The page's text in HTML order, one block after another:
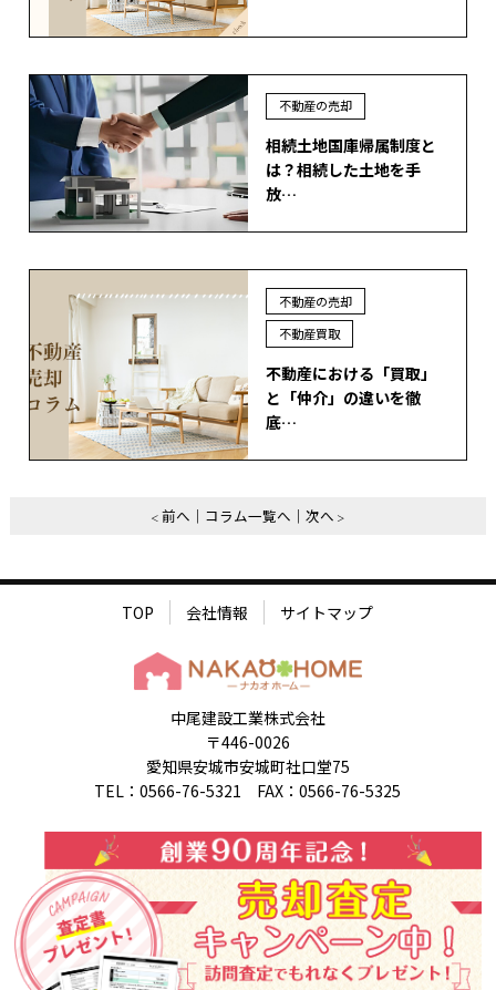
不動産の売却
相続土地国庫帰属制度と
は？相続した土地を手
放…
不動産の売却
不動産買取
不動産における「買取」
と「仲介」の違いを徹
底…
前へ コラム一覧へ 次へ
TOP 会社情報 サイトマップ
中尾建設工業株式会社
〒446-0026
愛知県安城市安城町社口堂75
TEL：0566-76-5321 FAX：0566-76-5325